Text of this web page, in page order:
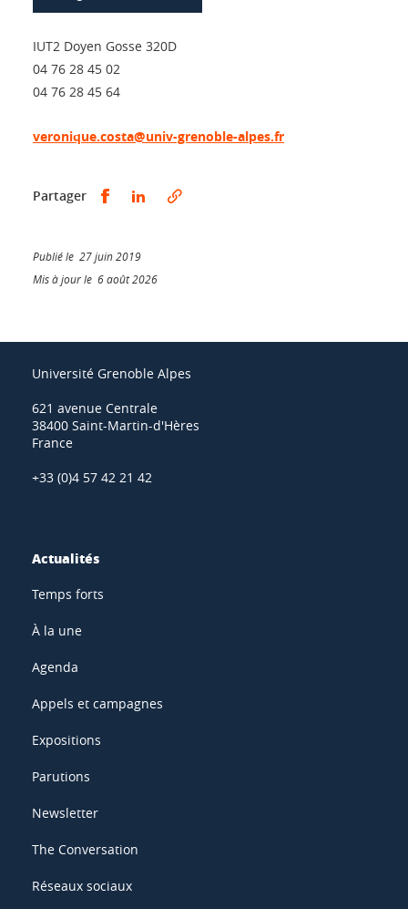
IUT2 Doyen Gosse 320D
04 76 28 45 02
04 76 28 45 64
veronique.costa@univ-grenoble-alpes.fr
Partager Partager sur Facebook
Partager sur LinkedIn
Publié le 27 juin 2019
Mis à jour le 6 août 2026
Université Grenoble Alpes
621 avenue Centrale
38400 Saint-Martin-d'Hères
France
+33 (0)4 57 42 21 42
Actualités
Temps forts
À la une
Agenda
Appels et campagnes
Expositions
Parutions
Newsletter
The Conversation
Réseaux sociaux